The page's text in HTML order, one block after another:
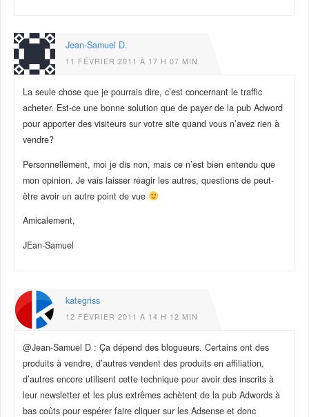
Jean-Samuel D.
11 FÉVRIER 2011 À 17 H 07 MIN
La seule chose que je pourrais dire, c’est concernant le traffic
acheter. Est-ce une bonne solution que de payer de la pub Adword
pour apporter des visiteurs sur votre site quand vous n’avez rien à
vendre?
Personnellement, moi je dis non, mais ce n’est bien entendu que
mon opinion. Je vais laisser réagir les autres, questions de peut-
être avoir un autre point de vue
Amicalement,
JEan-Samuel
kategriss
12 FÉVRIER 2011 À 14 H 12 MIN
@Jean-Samuel D : Ça dépend des blogueurs. Certains ont des
produits à vendre, d’autres vendent des produits en affiliation,
d’autres encore utilisent cette technique pour avoir des inscrits à
leur newsletter et les plus extrêmes achètent de la pub Adwords à
bas coûts pour espérer faire cliquer sur les Adsense et donc